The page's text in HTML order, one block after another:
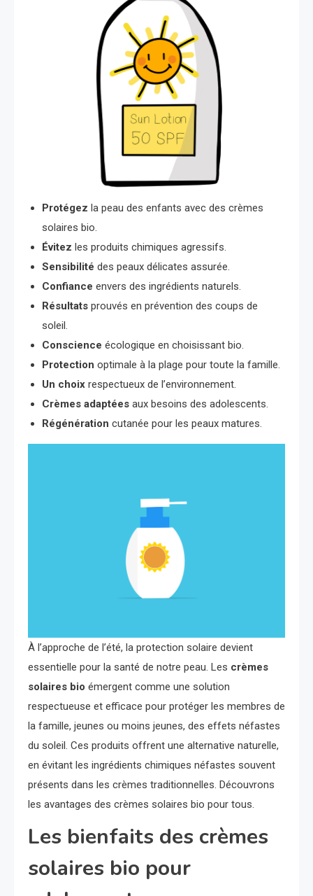
Protégez la peau des enfants avec des crèmes
solaires bio.
Évitez les produits chimiques agressifs.
Sensibilité des peaux délicates assurée.
Confiance envers des ingrédients naturels.
Résultats prouvés en prévention des coups de
soleil.
Conscience écologique en choisissant bio.
Protection optimale à la plage pour toute la famille.
Un choix respectueux de l’environnement.
Crèmes adaptées aux besoins des adolescents.
Régénération cutanée pour les peaux matures.
À l’approche de l’été, la protection solaire devient
essentielle pour la santé de notre peau. Les crèmes
solaires bio émergent comme une solution
respectueuse et efficace pour protéger les membres de
la famille, jeunes ou moins jeunes, des effets néfastes
du soleil. Ces produits offrent une alternative naturelle,
en évitant les ingrédients chimiques néfastes souvent
présents dans les crèmes traditionnelles. Découvrons
les avantages des crèmes solaires bio pour tous.
Les bienfaits des crèmes
solaires bio pour